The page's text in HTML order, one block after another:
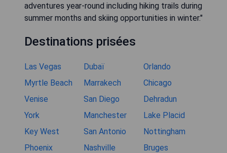
adventures year-round including hiking trails during
summer months and skiing opportunities in winter."
Destinations prisées
Las Vegas Dubaï
Orlando
Myrtle Beach
Marrakech
Chicago
Venise
San Diego
Dehradun
York
Manchester
Lake Placid
Key West
San Antonio
Nottingham
Phoenix
Nashville
Bruges